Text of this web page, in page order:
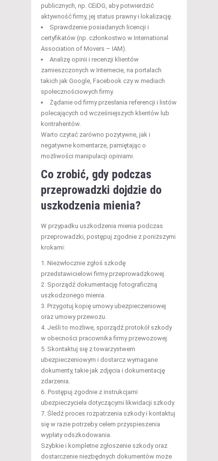
publicznych, np. CEiDG, aby potwierdzić
aktywność firmy, jej status prawny i lokalizację.
Sprawdzenie posiadanych licencji i
certyfikatów (np. członkostwo w International
Association of Movers – IAM).
Analizę opinii i recenzji klientów
zamieszczonych w Internecie, na portalach
takich jak Google, Facebook czy w mediach
społecznościowych firmy.
Żądanie od firmy przesłania referencji i listów
polecających od wcześniejszych klientów lub
kontrahentów.
Warto czytać zarówno pozytywne, jak i
negatywne komentarze, pamiętając o
możliwości manipulacji opiniami.
Co zrobić, gdy podczas
przeprowadzki dojdzie do
uszkodzenia mienia?
W przypadku uszkodzenia mienia podczas
przeprowadzki, postępuj zgodnie z poniższymi
krokami:
Niezwłocznie zgłoś szkodę
przedstawicielowi firmy przeprowadzkowej.
Sporządź dokumentację fotograficzną
uszkodzonego mienia.
Przygotuj kopię umowy ubezpieczeniowej
oraz umowy przewozu.
Jeśli to możliwe, sporządź protokół szkody
w obecności pracownika firmy przewozowej.
Skontaktuj się z towarzystwem
ubezpieczeniowym i dostarcz wymagane
dokumenty, takie jak zdjęcia i dokumentację
zdarzenia.
Postępuj zgodnie z instrukcjami
ubezpieczyciela dotyczącymi likwidacji szkody.
Śledź proces rozpatrzenia szkody i kontaktuj
się w razie potrzeby celem przyspieszenia
wypłaty odszkodowania.
Szybkie i kompletne zgłoszenie szkody oraz
dostarczenie niezbędnych dokumentów może